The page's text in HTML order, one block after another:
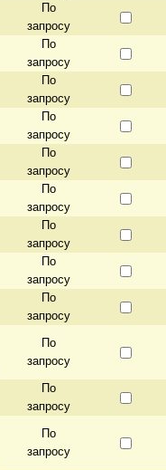
По
запросу
По
запросу
По
запросу
По
запросу
По
запросу
По
запросу
По
запросу
По
запросу
По
запросу
По
запросу
По
запросу
По
запросу